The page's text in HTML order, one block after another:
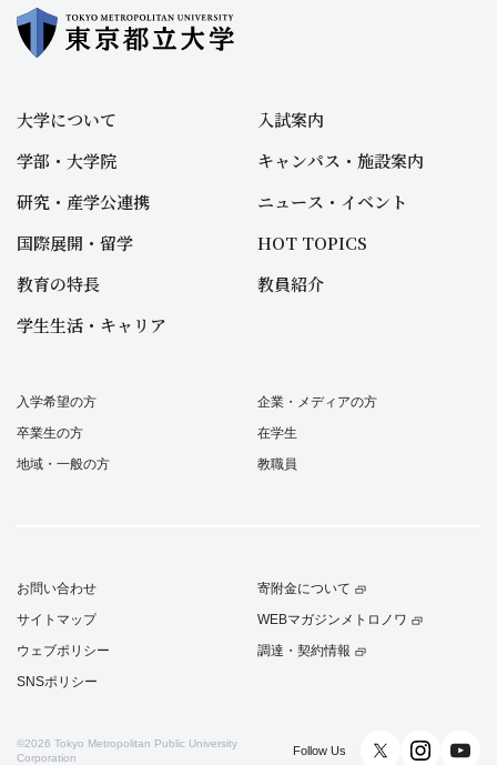
大学について
学部・大学院
研究・産学公連携
国際展開・留学
教育の特長
学生生活・キャリア
入試案内
キャンパス・施設案内
ニュース・イベント
HOT TOPICS
教員紹介
入学希望の方
卒業生の方
地域・一般の方
企業・メディアの方
在学生
教職員
お問い合わせ
サイトマップ
ウェブポリシー
SNSポリシー
寄附金について
WEBマガジンメトロノワ
調達・契約情報
©2026 Tokyo Metropolitan Public University
Corporation
Follow Us